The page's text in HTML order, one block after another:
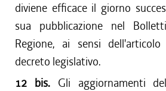
diviene efficace il giorno
sua pubblicazione nel
Regione, ai sensi
decreto legislativo.
12 bis. Gli aggiornamenti